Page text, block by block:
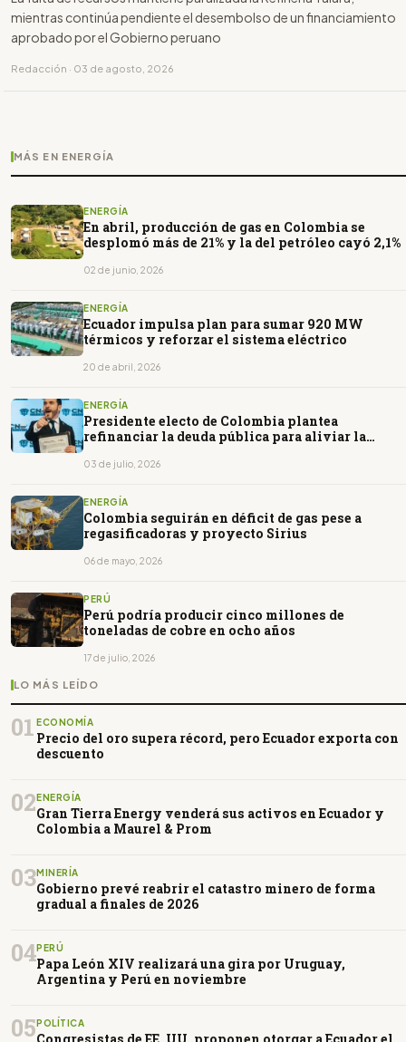
mientras continúa pendiente el desembolso de un financiamiento
aprobado por el Gobierno peruano
Redacción · 03 de agosto, 2026
MÁS EN ENERGÍA
ENERGÍA
En abril, producción de gas en Colombia se
desplomó más de 21% y la del petróleo cayó 2,1%
02 de junio, 2026
ENERGÍA
Ecuador impulsa plan para sumar 920 MW
térmicos y reforzar el sistema eléctrico
20 de abril, 2026
ENERGÍA
Presidente electo de Colombia plantea
refinanciar la deuda pública para aliviar la
03 de julio, 2026
ENERGÍA
Colombia seguirán en déficit de gas pese a
regasificadoras y proyecto Sirius
06 de mayo, 2026
PERÚ
Perú podría producir cinco millones de
toneladas de cobre en ocho años
17 de julio, 2026
LO MÁS LEÍDO
01 ECONOMÍA
Precio del oro supera récord, pero Ecuador exporta con
descuento
02ENERGÍA
Gran Tierra Energy venderá sus activos en Ecuador y
Colombia a Maurel & Prom
03MINERÍA
Gobierno prevé reabrir el catastro minero de forma
gradual a finales de 2026
04PERÚ
Papa León XIV realizará una gira por Uruguay,
Argentina y Perú en noviembre
05POLÍTICA